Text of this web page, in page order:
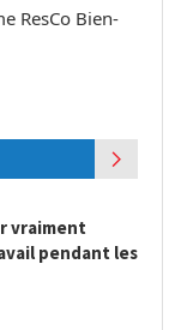
ResCo Bien-
vraiment
pendant les